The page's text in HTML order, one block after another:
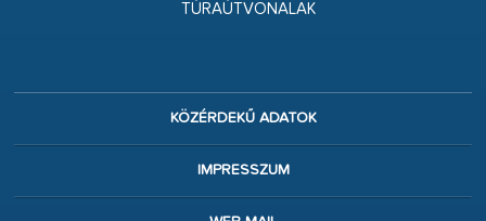
TÚRAÚTVONALAK
KÖZÉRDEKŰ ADATOK
IMPRESSZUM